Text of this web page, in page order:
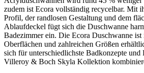
zudem ist Ecora vollständig recycelbar. Mit
Profil, der randlosen Gestaltung und dem
Ablaufdeckel fügt sich die Duschwanne
Badezimmer ein. Die Ecora Duschwanne
Oberflächen und zahlreichen Größen
sich für unterschiedlichste Badkonzepte und
Villeroy & Boch Skyla Kollektion